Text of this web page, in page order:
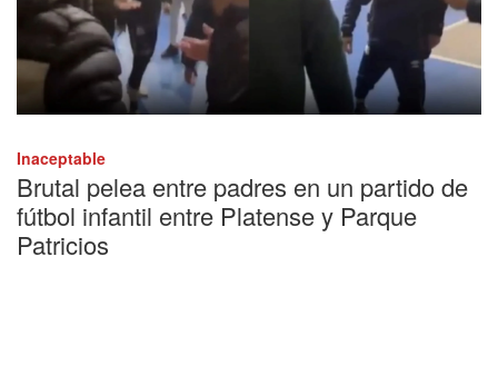
Inaceptable
Brutal pelea entre padres en un partido de
fútbol infantil entre Platense y Parque
Patricios